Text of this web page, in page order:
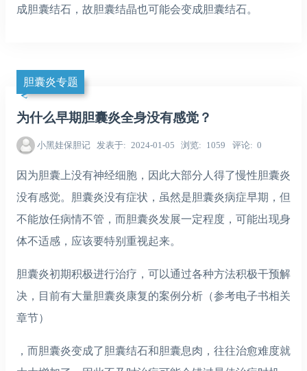
成胆囊结石，故胆囊结晶也可能会变成胆囊结石。
胆囊炎专题
为什么早期胆囊炎全身没有感觉？
小黑娃保胆记 发表于 2024-01-05 浏览 1059 评论 0
因为胆囊上没有神经细胞，因此大部分人得了慢性胆囊炎
没有感觉。胆囊炎没有症状，虽然是胆囊炎病症早期，但
不能放任病情不管，而胆囊炎发展一定程度，可能出现身
体不适感，应该要特别重视起来。
胆囊炎初期积极进行治疗，可以通过各种方法积极干预解
决，目前有大量胆囊炎康复的案例分析（参考电子书相关
章节）
，而胆囊炎变成了胆囊结石和胆囊息肉，往往治愈难度就